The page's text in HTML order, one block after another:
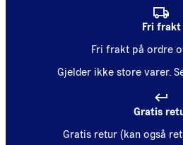
Fri frakt
Fri frakt på ordre
Gjelder ikke store varer.
Gratis
Gratis retur (kan også